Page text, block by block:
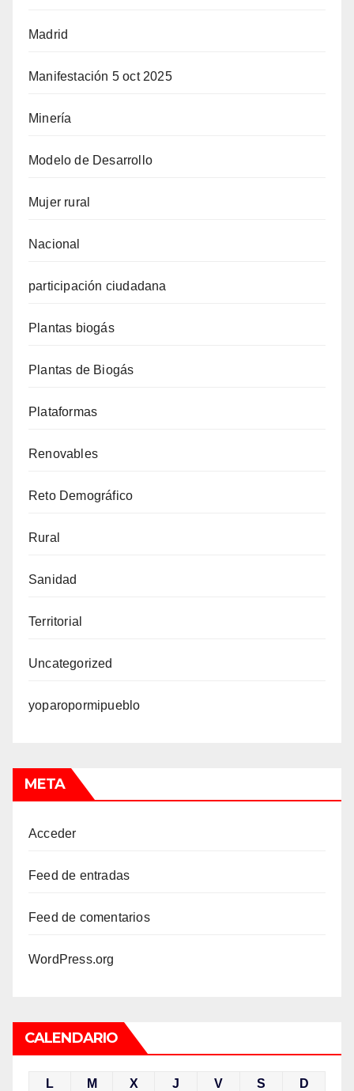
Madrid
Manifestación 5 oct 2025
Minería
Modelo de Desarrollo
Mujer rural
Nacional
participación ciudadana
Plantas biogás
Plantas de Biogás
Plataformas
Renovables
Reto Demográfico
Rural
Sanidad
Territorial
Uncategorized
yoparopormipueblo
META
Acceder
Feed de entradas
Feed de comentarios
WordPress.org
CALENDARIO
L M X J V S D